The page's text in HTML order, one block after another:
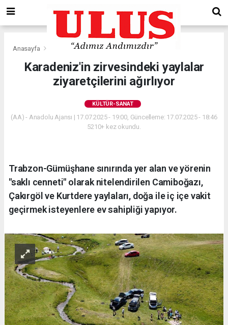
Anasayfa Kültür-Sanat
Karadeniz'in zirvesindeki yaylalar
ziyaretçilerini ağırlıyor
KÜLTÜR-SANAT
(AA) - Anadolu Ajansı | 17.07.2025 - 19:00, Güncelleme: 17.07.2025 - 18:46
5210+ kez okundu.
Trabzon-Gümüşhane sınırında yer alan ve yörenin
"saklı cenneti" olarak nitelendirilen Camiboğazı,
Çakırgöl ve Kurtdere yaylaları, doğa ile iç içe vakit
geçirmek isteyenlere ev sahipliği yapıyor.